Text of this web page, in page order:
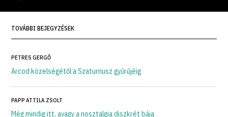
TOVÁBBI BEJEGYZÉSEK
PETRES GERGŐ
Arcod közelségétől a Szaturnusz gyűrűjéig
PAPP ATTILA ZSOLT
Még mindig itt, avagy a nosztalgia diszkrét bája